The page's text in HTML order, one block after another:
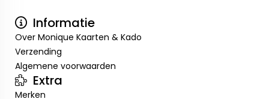
Informatie
Over Monique Kaarten & Kado
Verzending
Algemene voorwaarden
Extra
Merken